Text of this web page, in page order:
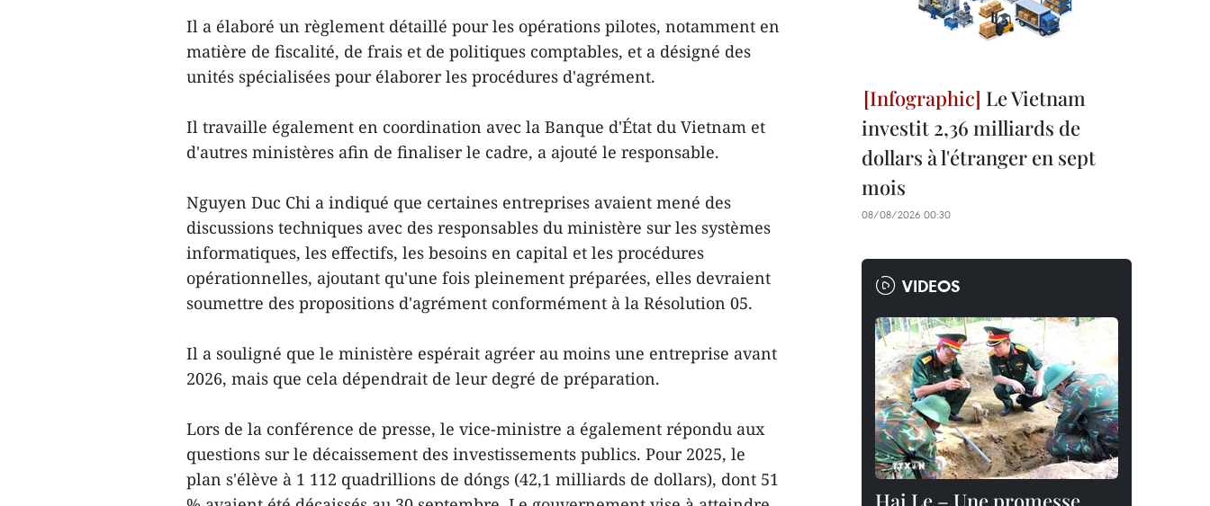
Il a élaboré un règlement détaillé pour les opérations pilotes, notamment en
matière de fiscalité, de frais et de politiques comptables, et a désigné des
unités spécialisées pour élaborer les procédures d'agrément.
Il travaille également en coordination avec la Banque d'État du Vietnam et
d'autres ministères afin de finaliser le cadre, a ajouté le responsable.
Nguyen Duc Chi a indiqué que certaines entreprises avaient mené des
discussions techniques avec des responsables du ministère sur les systèmes
informatiques, les effectifs, les besoins en capital et les procédures
opérationnelles, ajoutant qu'une fois pleinement préparées, elles devraient
soumettre des propositions d'agrément conformément à la Résolution 05.
Il a souligné que le ministère espérait agréer au moins une entreprise avant
2026, mais que cela dépendrait de leur degré de préparation.
Lors de la conférence de presse, le vice-ministre a également répondu aux
questions sur le décaissement des investissements publics. Pour 2025, le
plan s'élève à 1 112 quadrillions de dóngs (42,1 milliards de dollars), dont 51
Le Vietnam
investit 2,36 milliards de
dollars à l'étranger en sept
mois
08/08/2026 00:30
VIDEOS
Hai Le – Une promesse